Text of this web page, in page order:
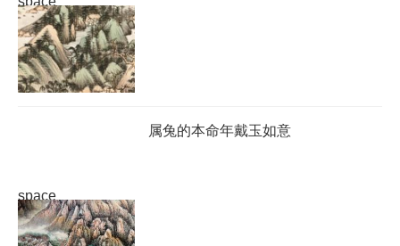
space
属兔的本命年戴玉如意